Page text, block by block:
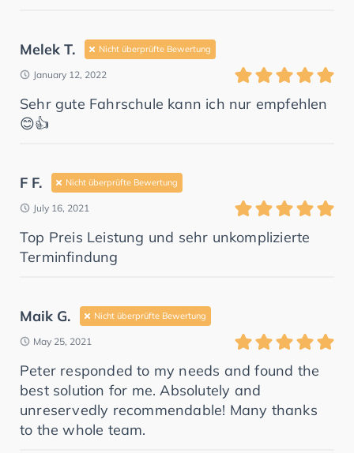
Melek T. Nicht überprüfte Bewertung
January 12, 2022
Sehr gute Fahrschule kann ich nur empfehlen
😊👍
F F. Nicht überprüfte Bewertung
July 16, 2021
Top Preis Leistung und sehr unkomplizierte
Terminfindung
Maik G. Nicht überprüfte Bewertung
May 25, 2021
Peter responded to my needs and found the
best solution for me. Absolutely and
unreservedly recommendable! Many thanks
to the whole team.